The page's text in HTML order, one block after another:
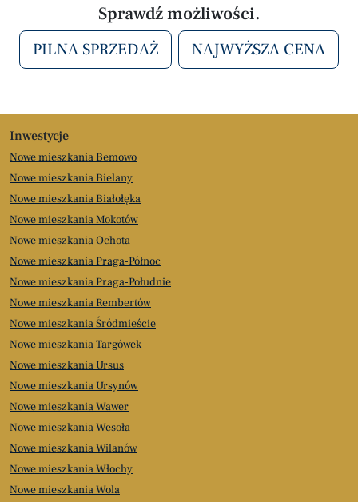
Sprawdź możliwości.
PILNA SPRZEDAŻ NAJWYŻSZA CENA
Inwestycje
Nowe mieszkania Bemowo
Nowe mieszkania Bielany
Nowe mieszkania Białołęka
Nowe mieszkania Mokotów
Nowe mieszkania Ochota
Nowe mieszkania Praga-Północ
Nowe mieszkania Praga-Południe
Nowe mieszkania Rembertów
Nowe mieszkania Śródmieście
Nowe mieszkania Targówek
Nowe mieszkania Ursus
Nowe mieszkania Ursynów
Nowe mieszkania Wawer
Nowe mieszkania Wesoła
Nowe mieszkania Wilanów
Nowe mieszkania Włochy
Nowe mieszkania Wola